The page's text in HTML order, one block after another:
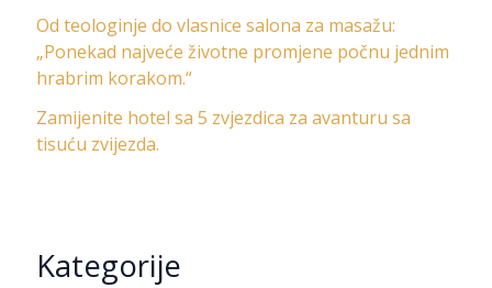
Od teologinje do vlasnice salona za masažu:
„Ponekad najveće životne promjene počnu jednim
hrabrim korakom.“
Zamijenite hotel sa 5 zvjezdica za avanturu sa
tisuću zvijezda.
Kategorije